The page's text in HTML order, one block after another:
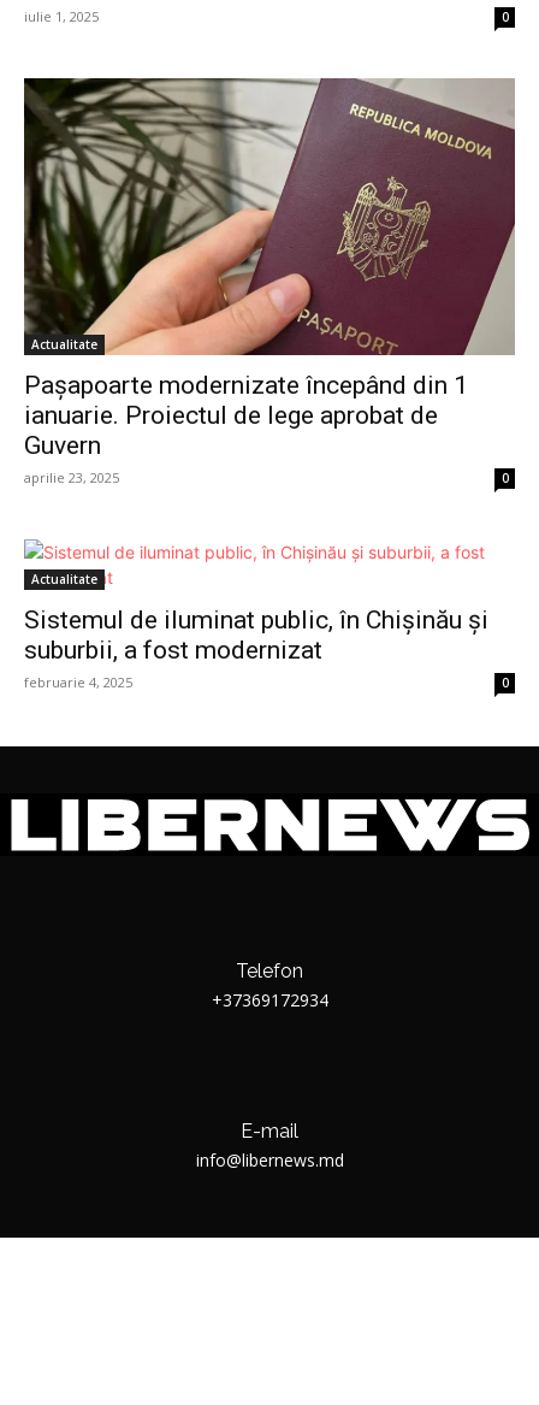
iulie 1, 2025 0
Actualitate
Pașapoarte modernizate începând din 1
ianuarie. Proiectul de lege aprobat de
Guvern
aprilie 23, 2025 0
Actualitate
Sistemul de iluminat public, în Chișinău și
suburbii, a fost modernizat
februarie 4, 2025 0
Telefon
+37369172934
E-mail
info@libernews.md